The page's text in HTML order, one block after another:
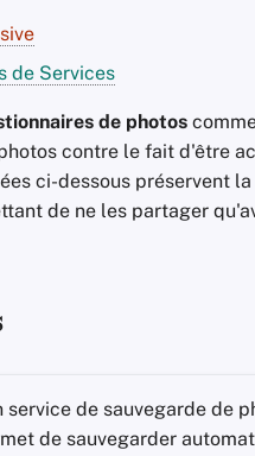
de Services
de photos
contre le fait d'être
ci-dessous préservent
de ne les partager
service de sauvegarde de
de sauvegarder